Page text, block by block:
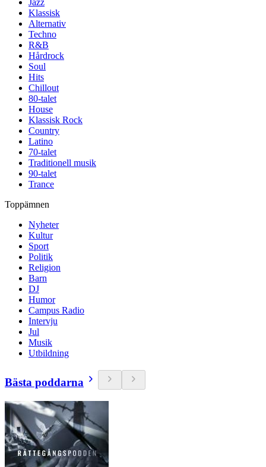
Jazz
Klassisk
Alternativ
Techno
R&B
Hårdrock
Soul
Hits
Chillout
80-talet
House
Klassisk Rock
Country
Latino
70-talet
Traditionell musik
90-talet
Trance
Toppämnen
Nyheter
Kultur
Sport
Politik
Religion
Barn
DJ
Humor
Campus Radio
Intervju
Jul
Musik
Utbildning
Bästa poddarna